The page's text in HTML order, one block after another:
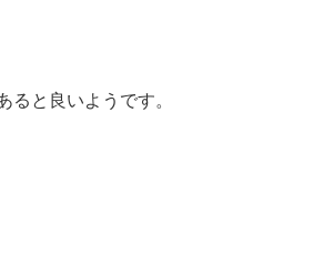
ると良いようです。